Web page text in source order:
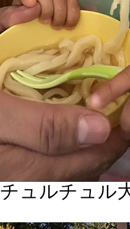
チュルチュル